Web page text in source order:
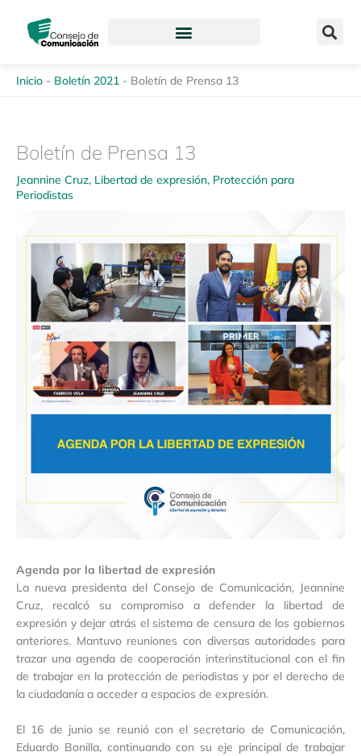
contenido
Inicio - Boletín 2021 - Boletín de Prensa 13
Boletín de Prensa 13
Jeannine Cruz, Libertad de expresión, Protección para
Periodistas
Agenda por la libertad de expresión
La nueva presidenta del Consejo de Comunicación, Jeannine
Cruz, recalcó su compromiso a defender la libertad de
expresión y dejar atrás el sistema de censura de los gobiernos
anteriores. Mantuvo reuniones con diversas autoridades para
trazar una agenda de cooperación interinstitucional con el fin
de trabajar en la protección de periodistas y por el derecho de
la ciudadanía a acceder a espacios de expresión.
El 16 de junio se reunió con el secretario de Comunicación,
Eduardo Bonilla, continuando con su eje principal de trabajar